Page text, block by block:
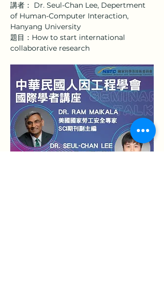
講者： Dr. Seul-Chan Lee, Depertment
of Human-Computer Interaction,
Hanyang University
題目：How to start international
collaborative research